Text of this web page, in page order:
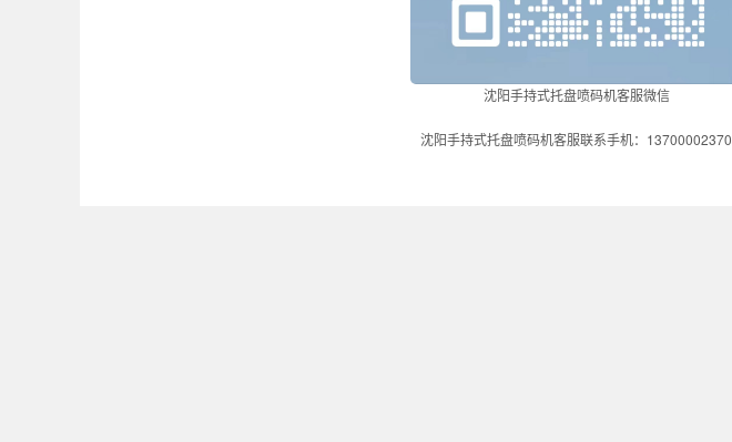
沈阳手持式托盘喷码机客服微信
沈阳手持式托盘喷码机客服联系手机：13700002370